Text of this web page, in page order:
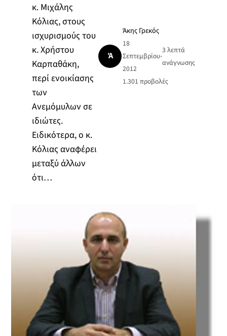
κ. Μιχάλης
Κόλιας, στους
ισχυρισμούς του
κ. Χρήστου
Καρπαθάκη,
περί ενοικίασης
των
Ανεμόμυλων σε
ιδιώτες.
Ειδικότερα, ο κ.
Κόλιας αναφέρει
μεταξύ άλλων
ότι…
Ά
Άκης Γρεκός
18
Σεπτεμβρίου
2012
•
3 λεπτά
ανάγνωσης
1.301 προβολές